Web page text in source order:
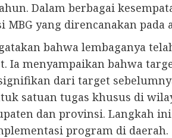
Dalam berbagai
yang direncanakan pada
bahwa lembaganya
Ia menyampaikan bahwa
dari target
satuan tugas khusus di
dan provinsi. Langkah
program di daerah.